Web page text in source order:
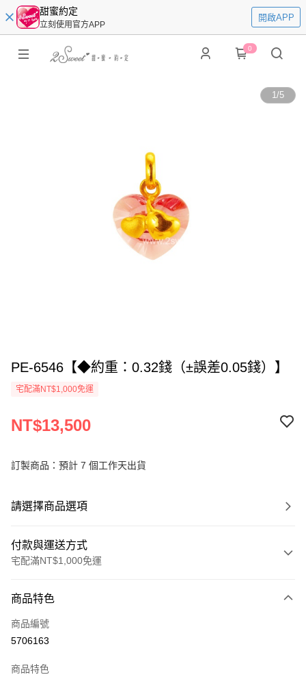
甜蜜約定
立刻使用官方APP
開啟APP
0
1/5
PE-6546【◆約重：0.32錢（±誤差0.05錢）】
宅配滿NT$1,000免運
NT$13,500
訂製商品：預計 7 個工作天出貨
請選擇商品選項
付款與運送方式
宅配滿NT$1,000免運
信用卡一次付款
信用卡分期付款
6 期 0 利率 每期
商品特色
商品編號
5706163
商品特色